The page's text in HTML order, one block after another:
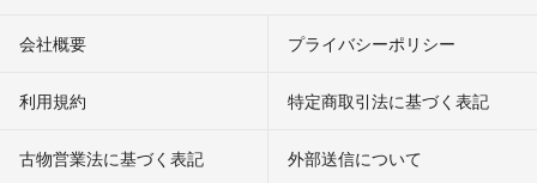
会社概要 プライバシーポリシー
利用規約 特定商取引法に基づく表記
古物営業法に基づく表記 外部送信について